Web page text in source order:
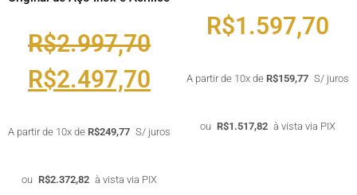
R$2.997,70
R$2.497,70
A partir de 10x de R$249,77 S/ juros
ou R$2.372,82 à vista via PIX
R$1.597,70
A partir de 10x de R$159,77 S/ juros
ou R$1.517,82 à vista via PIX